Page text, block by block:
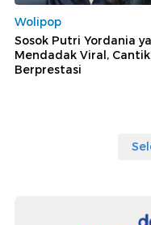
Wolipop
Sosok Putri Yordania
Mendadak Viral,
Berprestasi